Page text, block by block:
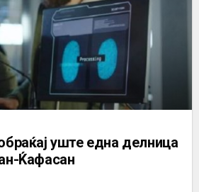
уште една делница
Ќафасан